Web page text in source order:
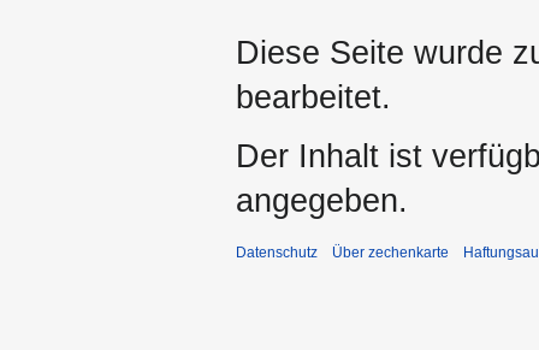
Diese Seite wurde
bearbeitet.
Der Inhalt ist
angegeben.
Datenschutz Über zechenkarte